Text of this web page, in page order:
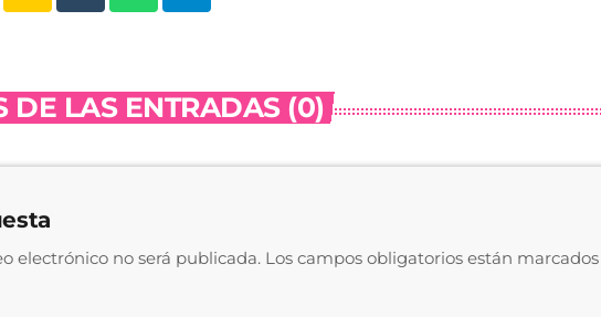
DE LAS ENTRADAS (0)
electrónico no será publicada. Los campos obligatorios están marcados